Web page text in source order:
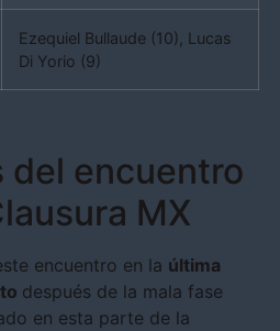
Ezequiel Bullaude (10), Lucas
Di Yorio (9)
del encuentro
MX
encuentro en la última
después de la mala fase
en esta parte de la